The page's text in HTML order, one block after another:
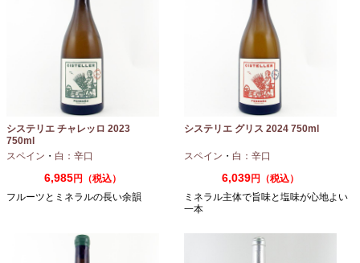
システリエ チャレッロ 2023
750ml
スペイン ・ 白：辛口
6,985円（税込）
フルーツとミネラルの長い余韻
システリエ グリス 2024 750ml
スペイン ・ 白：辛口
6,039円（税込）
ミネラル主体で旨味と塩味が心地よい
一本